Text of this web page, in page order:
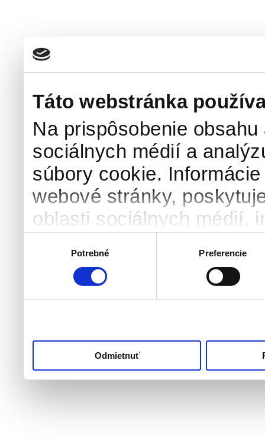
Táto webstránka
Na prispôsobenie
sociálnych médií a
súbory cookie.
webové stránky,
oblasti sociálnych médií,
ktoré ste im poskytli
používali ich služby.
Potrebné Preferencie
Odmietnuť